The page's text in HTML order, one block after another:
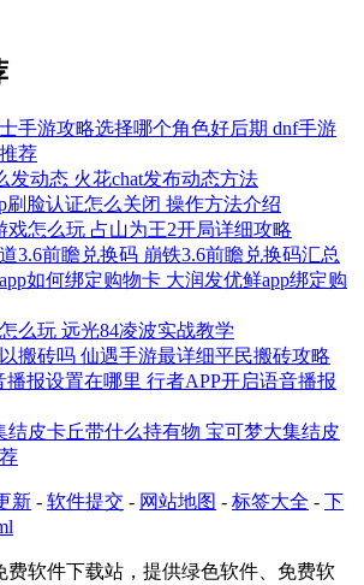
手游攻略选择哪个角色好后期 dnf手游
荐
发动态 火花chat发布动态方法
刷脸认证怎么关闭 操作方法介绍
戏怎么玩 占山为王2开局详细攻略
3.6前瞻兑换码 崩铁3.6前瞻兑换码汇总
如何绑定购物卡 大润发优鲜app绑定购
么玩 远光84凌波实战教学
搬砖吗 仙遇手游最详细平民搬砖攻略
播报设置在哪里 行者APP开启语音播报
结皮卡丘带什么持有物 宝可梦大集结皮
新 - 软件提交 - 网站地图 - 标签大全 - 下
费软件下载站，提供绿色软件、免费软